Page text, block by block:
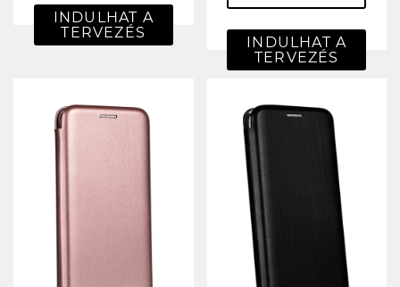
INDULHAT A
TERVEZÉS
INDULHAT A
TERVEZÉS